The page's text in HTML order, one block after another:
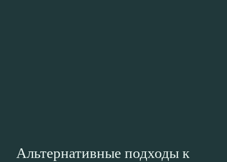
Альтернативные подходы к